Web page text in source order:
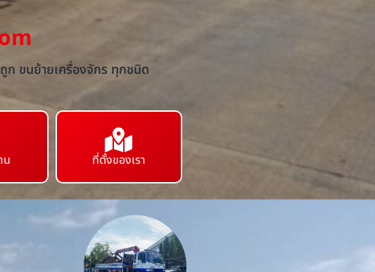
ถูก ขนย้ายเครื่องจักร ทุกชนิด
น ที่ตั้งของเรา